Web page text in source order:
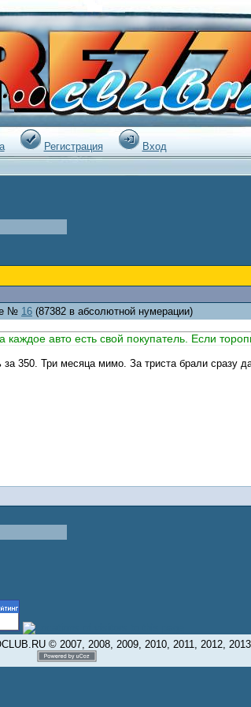
Регистрация
Вход
№ 16 (87382 в абсолютной нумерации)
авто есть свой покупатель. Если
350. Три месяца мимо. За триста брали
© 2007, 2008, 2009, 2010, 2011, 2012, 2013